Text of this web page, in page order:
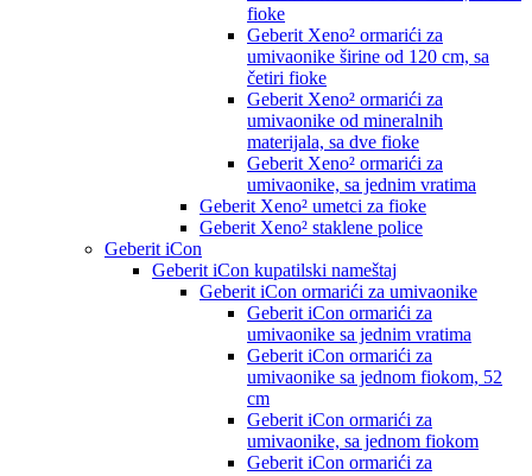
fioke
Geberit Xeno² ormarići za
umivaonike širine od 120 cm, sa
četiri fioke
Geberit Xeno² ormarići za
umivaonike od mineralnih
materijala, sa dve fioke
Geberit Xeno² ormarići za
umivaonike, sa jednim vratima
Geberit Xeno² umetci za fioke
Geberit Xeno² staklene police
Geberit iCon
Geberit iCon kupatilski nameštaj
Geberit iCon ormarići za umivaonike
Geberit iCon ormarići za
umivaonike sa jednim vratima
Geberit iCon ormarići za
umivaonike sa jednom fiokom, 52
cm
Geberit iCon ormarići za
umivaonike, sa jednom fiokom
Geberit iCon ormarići za